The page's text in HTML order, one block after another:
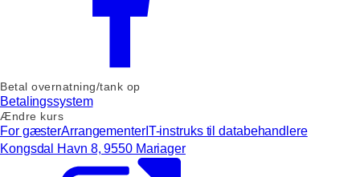
Betal overnatning/tank op
Betalingssystem
Ændre kurs
For gæsterArrangementerIT-instruks til databehandlere
Kongsdal Havn 8, 9550 Mariager